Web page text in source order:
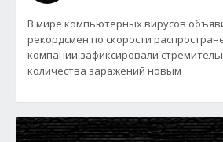
В мире компьютерных вирусов
рекордсмен по скорости
компании зафиксировали
количества заражений новым